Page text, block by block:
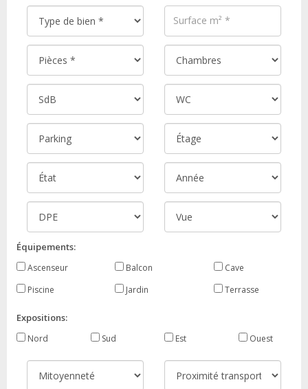
Équipements:
Ascenseur Balcon
Cave
Piscine
Jardin Terrasse
Expositions:
Nord Sud Est Ouest